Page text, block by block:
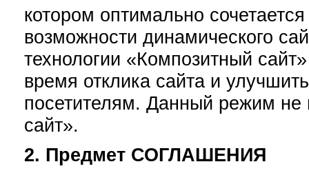
котором оптимально сочетается
возможности динамического
технологии «Композитный
время отклика сайта и
посетителям. Данный режим
сайт».
2. Предмет СОГЛАШЕНИЯ